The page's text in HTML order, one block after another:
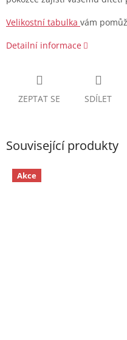
Velikostní tabulka vám
Detailní informace
ZEPTAT SE SDÍLET
Související produkty
Akce